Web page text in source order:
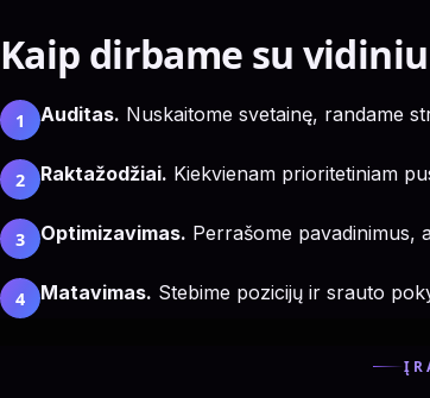
Kaip dirbame su vidiniu
1 Auditas. Nuskaitome svetainę, randame
2 Raktažodžiai. Kiekvienam prioritetiniam
3 Optimizavimas. Perrašome pavadinimus,
4 Matavimas. Stebime pozicijų ir srauto